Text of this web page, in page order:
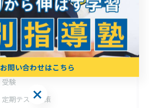
カテゴリー Categories
全てのカテゴリー
個別指導
受験
定期テスト対策
お問い合わせはこちら
お問い合わせはこちら